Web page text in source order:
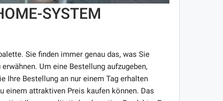
SYSTEM
Sie finden immer genau das, was Sie
Um eine Bestellung aufzugeben,
Ihre Bestellung an nur einem Tag erhalten
einem attraktiven Preis kaufen können. Das